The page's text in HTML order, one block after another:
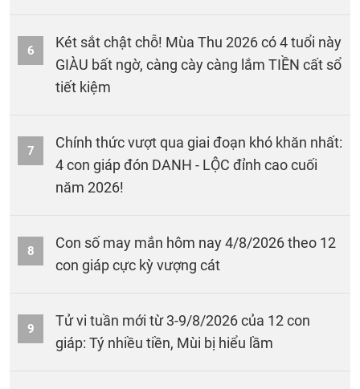
6
Két sắt chật chỗ! Mùa Thu 2026 có 4 tuổi này
GIÀU bất ngờ, càng cày càng lắm TIỀN cất sổ
tiết kiệm
7
Chính thức vượt qua giai đoạn khó khăn nhất:
4 con giáp đón DANH - LỘC đỉnh cao cuối
năm 2026!
8
Con số may mắn hôm nay 4/8/2026 theo 12
con giáp cực kỳ vượng cát
9
Tử vi tuần mới từ 3-9/8/2026 của 12 con
giáp: Tý nhiều tiền, Mùi bị hiểu lầm